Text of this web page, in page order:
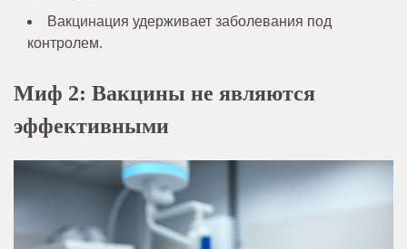
Вакцинация удерживает заболевания под
контролем.
Миф 2: Вакцины не являются
эффективными